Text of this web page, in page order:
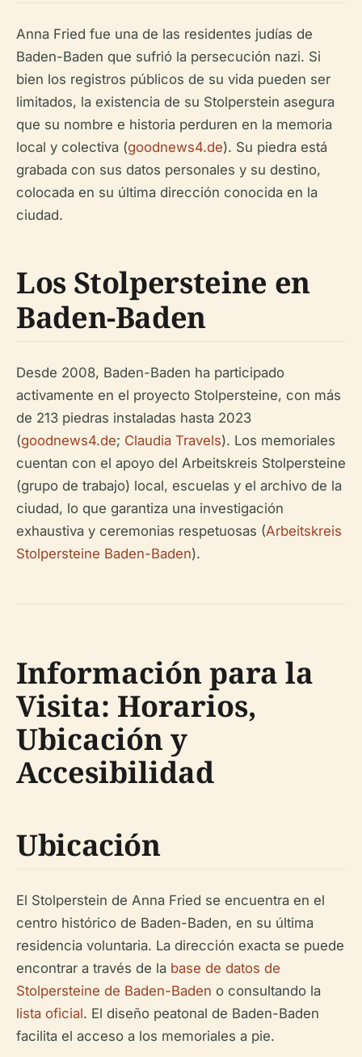
Anna Fried fue una de las residentes judías de
Baden-Baden que sufrió la persecución nazi. Si
bien los registros públicos de su vida pueden ser
limitados, la existencia de su Stolperstein asegura
que su nombre e historia perduren en la memoria
local y colectiva (goodnews4.de). Su piedra está
grabada con sus datos personales y su destino,
colocada en su última dirección conocida en la
ciudad.
Los Stolpersteine en
Baden-Baden
Desde 2008, Baden-Baden ha participado
activamente en el proyecto Stolpersteine, con más
de 213 piedras instaladas hasta 2023
(goodnews4.de; Claudia Travels). Los memoriales
cuentan con el apoyo del Arbeitskreis Stolpersteine
(grupo de trabajo) local, escuelas y el archivo de la
ciudad, lo que garantiza una investigación
exhaustiva y ceremonias respetuosas (Arbeitskreis
Stolpersteine Baden-Baden).
Información para la
Visita: Horarios,
Ubicación y
Accesibilidad
Ubicación
El Stolperstein de Anna Fried se encuentra en el
centro histórico de Baden-Baden, en su última
residencia voluntaria. La dirección exacta se puede
encontrar a través de la base de datos de
Stolpersteine de Baden-Baden o consultando la
lista oficial. El diseño peatonal de Baden-Baden
facilita el acceso a los memoriales a pie.